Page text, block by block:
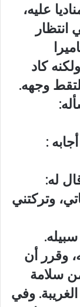
عليه،
كاد
وجهه.
:
له:
وتركتني
وقرر أن
سلامة
وفي